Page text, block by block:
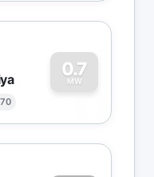
0.7
MW
0